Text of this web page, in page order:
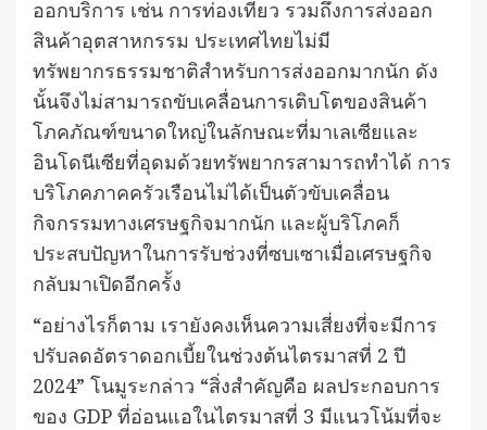
ออกบริการ เช่น การท่องเที่ยว รวมถึงการส่งออก
สินค้าอุตสาหกรรม ประเทศไทยไม่มี
ทรัพยากรธรรมชาติสำหรับการส่งออกมากนัก ดัง
นั้นจึงไม่สามารถขับเคลื่อนการเติบโตของสินค้า
โภคภัณฑ์ขนาดใหญ่ในลักษณะที่มาเลเซียและ
อินโดนีเซียที่อุดมด้วยทรัพยากรสามารถทำได้ การ
บริโภคภาคครัวเรือนไม่ได้เป็นตัวขับเคลื่อน
กิจกรรมทางเศรษฐกิจมากนัก และผู้บริโภคก็
ประสบปัญหาในการรับช่วงที่ซบเซาเมื่อเศรษฐกิจ
กลับมาเปิดอีกครั้ง
“อย่างไรก็ตาม เรายังคงเห็นความเสี่ยงที่จะมีการ
ปรับลดอัตราดอกเบี้ยในช่วงต้นไตรมาสที่ 2 ปี
2024” โนมูระกล่าว “สิ่งสำคัญคือ ผลประกอบการ
ของ GDP ที่อ่อนแอในไตรมาสที่ 3 มีแนวโน้มที่จะ